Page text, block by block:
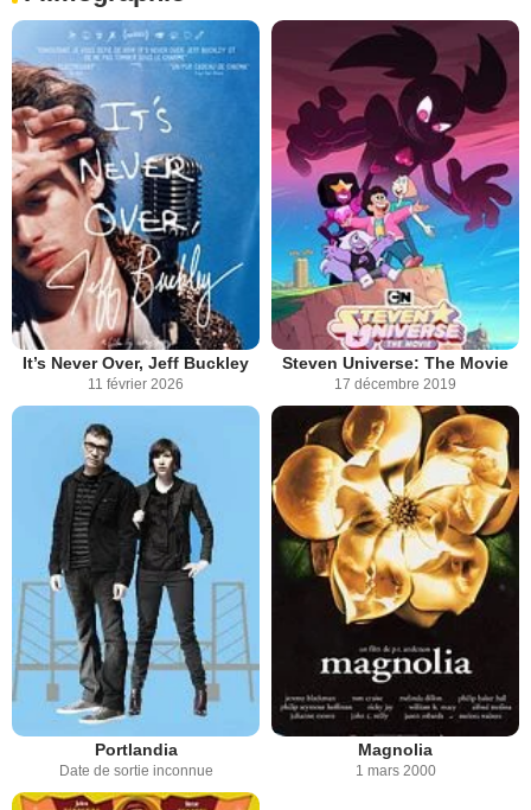
It’s Never Over, Jeff Buckley
11 février 2026
Steven Universe: The Movie
17 décembre 2019
Portlandia
Date de sortie inconnue
Magnolia
1 mars 2000